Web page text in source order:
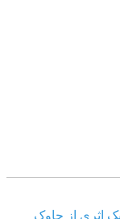
اثری از چاوک